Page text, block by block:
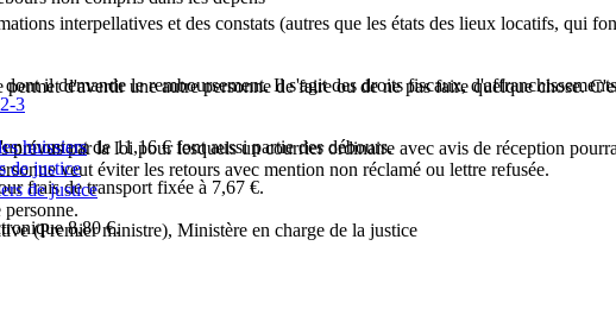
d'avertir une autre personne de faire ou de ne pas faire quelque chose.
par la loi pour lesquels un courrier ordinaire avec avis de réception
veut éviter les retours avec mention non réclamé ou lettre refusée.
personne.
interpellatives et des constats (autres que les états des lieux locatifs, qui
il demande le remboursement. Il s'agit des droits fiscaux,
montant de11,16 €font aussi partie des débours.
frais de transport fixée à 7,67 €.
8,80 €.
3
huissiers
de justice
de justice
(Premier ministre), Ministère en charge de la justice